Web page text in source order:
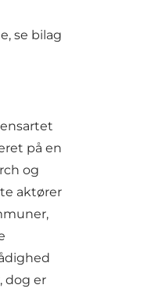
se bilag
på en
og
aktører
dog er